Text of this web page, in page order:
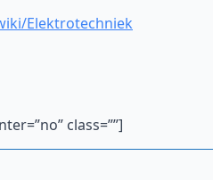
Elektrotechniek
class=””]